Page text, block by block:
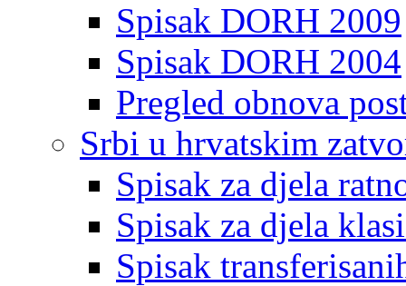
Spisak DORH 2009
Spisak DORH 2004
Pregled obnova
Srbi u hrvatskim
Spisak za djela
Spisak za djela
Spisak